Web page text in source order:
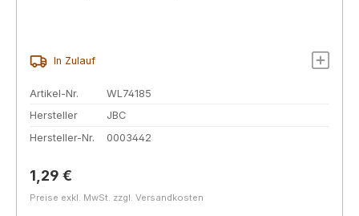
In Zulauf
Artikel-Nr.
WL74185
Hersteller
JBC
Hersteller-Nr.
0003442
Regulärer Preis:
1,29 €
Preise exkl. MwSt. zzgl. Versandkosten